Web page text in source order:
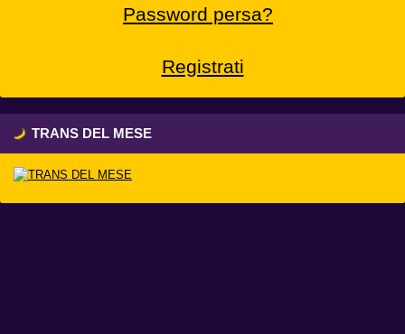
Password persa?
Registrati
TRANS DEL MESE